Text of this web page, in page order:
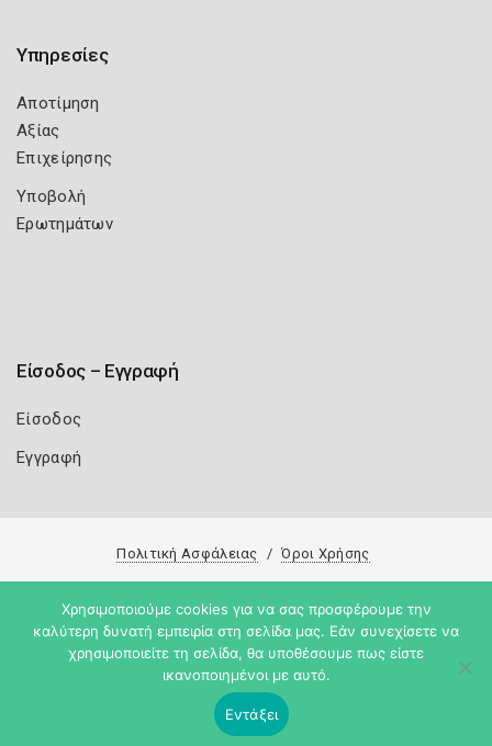
Υπηρεσίες
Αποτίμηση
Αξίας
Επιχείρησης
Υποβολή
Ερωτημάτων
Είσοδος – Εγγραφή
Είσοδος
Εγγραφή
Πολιτική Ασφάλειας Όροι Χρήσης
Copyright 2026 Knowledge A.E.
Χρησιμοποιούμε cookies για να σας προσφέρουμε την
καλύτερη δυνατή εμπειρία στη σελίδα μας. Εάν συνεχίσετε να
χρησιμοποιείτε τη σελίδα, θα υποθέσουμε πως είστε
ικανοποιημένοι με αυτό.
Εντάξει